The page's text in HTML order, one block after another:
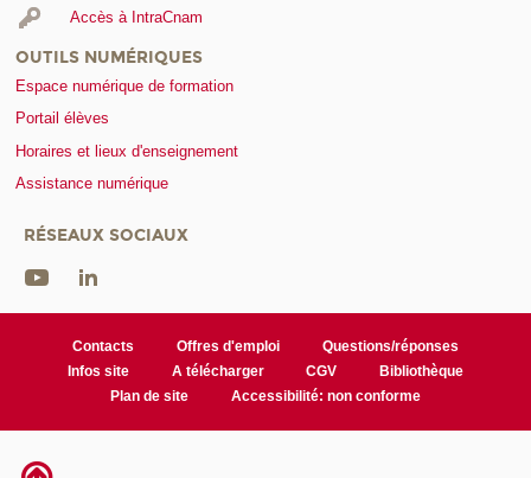
Accès à IntraCnam
OUTILS NUMÉRIQUES
Espace numérique de formation
Portail élèves
Horaires et lieux d'enseignement
Assistance numérique
RÉSEAUX SOCIAUX
Contacts Offres d'emploi
Questions/réponses
Infos site
A télécharger CGV
Bibliothèque
Plan de site
Accessibilité: non conforme